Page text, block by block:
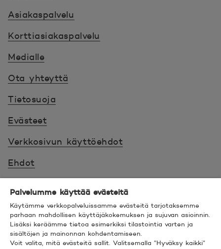
Asiakaspalvelu
Korttiasiakaspalvelu
Medialle
Ota yhteyttä
Tietosuoja
Evästeet
Verkkosivun käyttöehdot
Ehdot
Saavutettavuus
Hyödyllistä tietää
Palvelumme käyttää evästeitä
Käytämme verkkopalveluissamme evästeitä tarjotaksemme
parhaan mahdollisen käyttäjäkokemuksen ja sujuvan asioinnin.
Lisäksi keräämme tietoa esimerkiksi tilastointia varten ja
sisältöjen ja mainonnan kohdentamiseen.
Voit valita, mitä evästeitä sallit. Valitsemalla ”Hyväksy kaikki”